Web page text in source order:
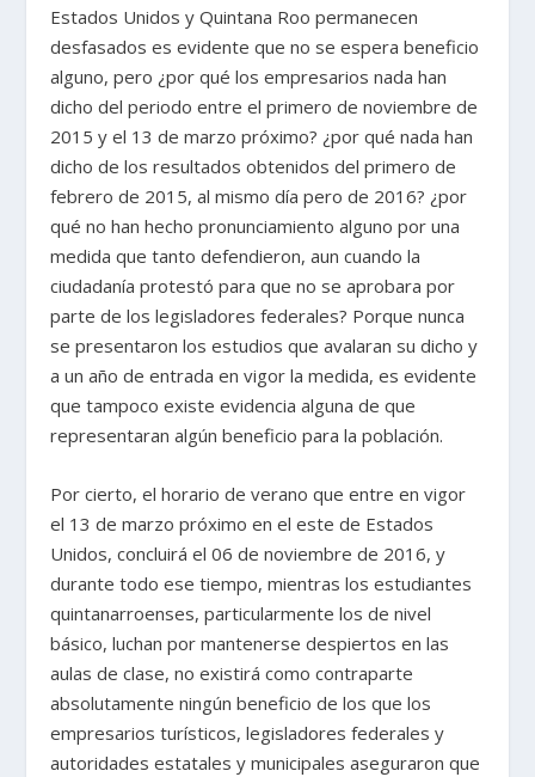
Estados Unidos y Quintana Roo permanecen
desfasados es evidente que no se espera beneficio
alguno, pero ¿por qué los empresarios nada han
dicho del periodo entre el primero de noviembre de
2015 y el 13 de marzo próximo? ¿por qué nada han
dicho de los resultados obtenidos del primero de
febrero de 2015, al mismo día pero de 2016? ¿por
qué no han hecho pronunciamiento alguno por una
medida que tanto defendieron, aun cuando la
ciudadanía protestó para que no se aprobara por
parte de los legisladores federales? Porque nunca
se presentaron los estudios que avalaran su dicho y
a un año de entrada en vigor la medida, es evidente
que tampoco existe evidencia alguna de que
representaran algún beneficio para la población.
Por cierto, el horario de verano que entre en vigor
el 13 de marzo próximo en el este de Estados
Unidos, concluirá el 06 de noviembre de 2016, y
durante todo ese tiempo, mientras los estudiantes
quintanarroenses, particularmente los de nivel
básico, luchan por mantenerse despiertos en las
aulas de clase, no existirá como contraparte
absolutamente ningún beneficio de los que los
empresarios turísticos, legisladores federales y
autoridades estatales y municipales aseguraron que